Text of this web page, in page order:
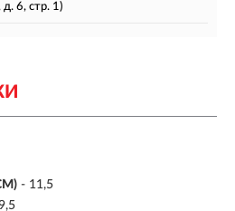
6, стр. 1)
- 11,5